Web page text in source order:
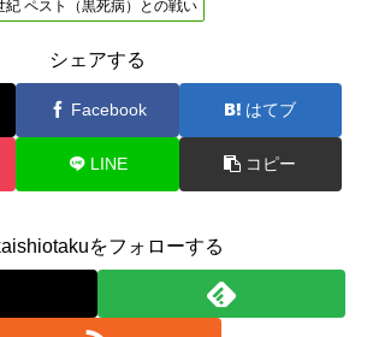
紀 ペスト（黒死病）との戦い
シェアする
Facebook はてブ
LINE コピー
をフォローする